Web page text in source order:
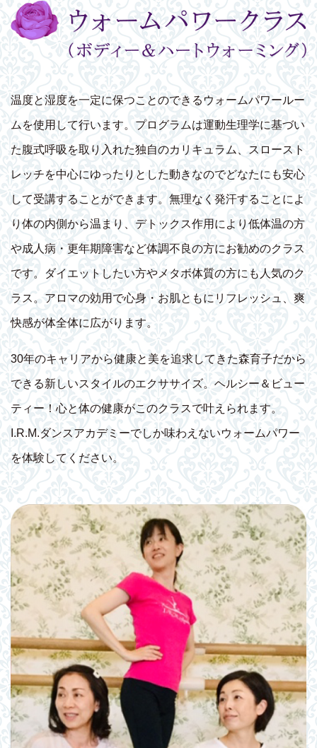
温度と湿度を一定に保つことのできるウォームパワールー
ムを使用して行います。プログラムは運動生理学に基づい
た腹式呼吸を取り入れた独自のカリキュラム、スロースト
レッチを中心にゆったりとした動きなのでどなたにも安心
して受講することができます。無理なく発汗することによ
り体の内側から温まり、デトックス作用により低体温の方
や成人病・更年期障害など体調不良の方にお勧めのクラス
です。ダイエットしたい方やメタボ体質の方にも人気のク
ラス。アロマの効用で心身・お肌ともにリフレッシュ、爽
快感が体全体に広がります。
30年のキャリアから健康と美を追求してきた森育子だから
できる新しいスタイルのエクササイズ。ヘルシー＆ビュー
ティー！心と体の健康がこのクラスで叶えられます。
I.R.M.ダンスアカデミーでしか味わえないウォームパワー
を体験してください。